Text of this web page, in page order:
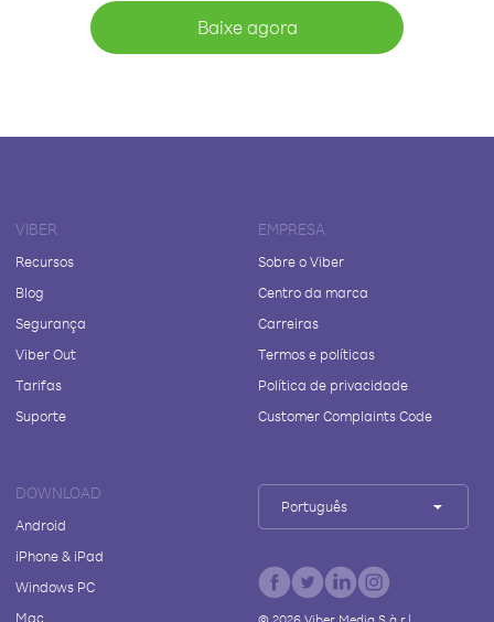
Baixe agora
VIBER
Recursos
Blog
Segurança
Viber Out
Tarifas
Suporte
EMPRESA
Sobre o Viber
Centro da marca
Carreiras
Termos e políticas
Política de privacidade
Customer Complaints Code
DOWNLOAD
Android
iPhone & iPad
Windows PC
Mac
Português